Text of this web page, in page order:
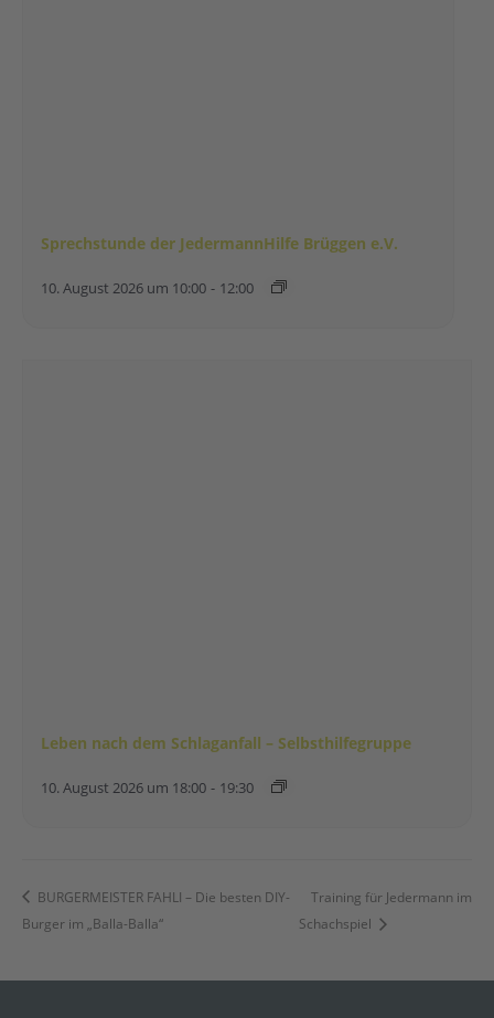
Sprechstunde der JedermannHilfe Brüggen e.V.
10. August 2026 um 10:00 - 12:00
Leben nach dem Schlaganfall – Selbsthilfegruppe
10. August 2026 um 18:00 - 19:30
BURGERMEISTER FAHLI – Die besten DIY-
Burger im „Balla-Balla“
Training für Jedermann im
Schachspiel